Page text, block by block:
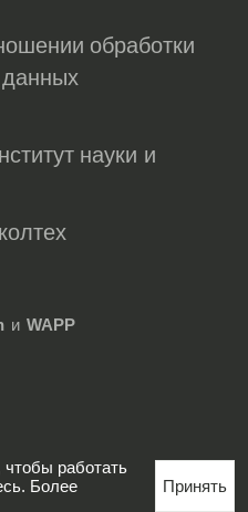
обработки
науки и
и WAPP
работать
Более
Принять